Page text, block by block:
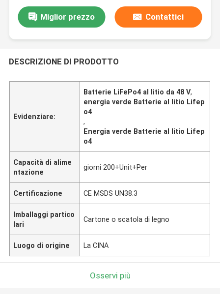
Miglior prezzo Contattici
DESCRIZIONE DI PRODOTTO
Evidenziare:
Batterie LiFePo4 al litio da 48 V,
energia verde Batterie al litio Lifep
o4
,
Energia verde Batterie al litio Lifep
o4
Capacità di alime
ntazione
giorni 200+Unit+Per
Certificazione CE MSDS UN38.3
Imballaggi partico
lari
Cartone o scatola di legno
Luogo di origine La CINA
Osservi più